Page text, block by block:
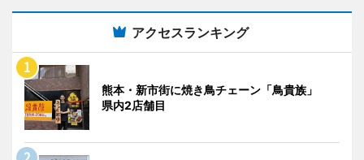
アクセスランキング
熊本・新市街に焼き鳥チェーン「鳥貴族」
県内2店舗目